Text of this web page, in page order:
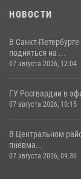
НОВОСТИ
В Санкт-
подняться на ...
07 августа 2026, 12:04
ГУ Росгвардии в
07 августа 2026, 10:15
В Центральном
пневма...
07 августа 2026, 09:36